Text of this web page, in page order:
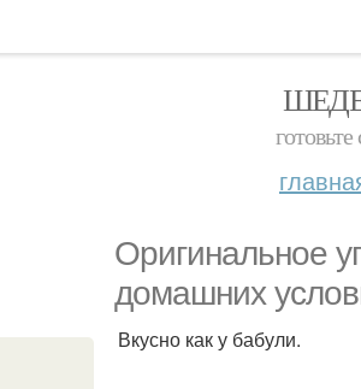
Оригинальное
домашних
Вкусно как у бабули.